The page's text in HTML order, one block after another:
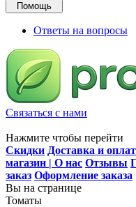
Помощь
Ответы на вопросы
Связаться с нами
Нажмите чтобы перейти
Скидки Доставка и
магазин | О нас Отзывы
заказ Оформление заказа
Вы на странице
Томаты